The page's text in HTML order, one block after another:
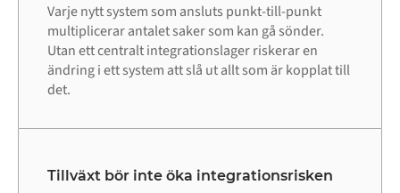
Varje nytt system som ansluts punkt-till-punkt
multiplicerar antalet saker som kan gå sönder.
Utan ett centralt integrationslager riskerar en
ändring i ett system att slå ut allt som är kopplat till
det.
Tillväxt bör inte öka integrationsrisken